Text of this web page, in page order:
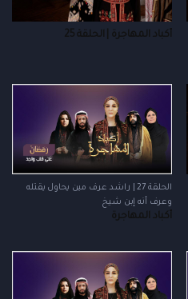
أكباد المهاجرة | الحلقة 25
الحلقة 27 | راشد عرف مين يحاول يقتله
وعرف أنه إبن شيخ
أكباد المهاجرة